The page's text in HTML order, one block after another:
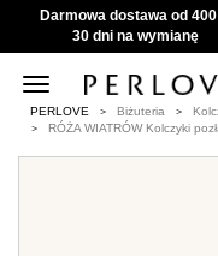
Darmowa dostawa od 400
30 dni na wymianę
Toggle
navigation
PERLOVE Biżuteria
RÓŻA WIATRÓW Kolczyki